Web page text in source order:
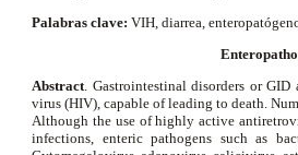
Palabras clave: VIH, diarrea,
Abstract. Gastrointestinal disorders or
virus (HIV), capable of leading to death.
Although the use of highly active
infections, enteric pathogens such as